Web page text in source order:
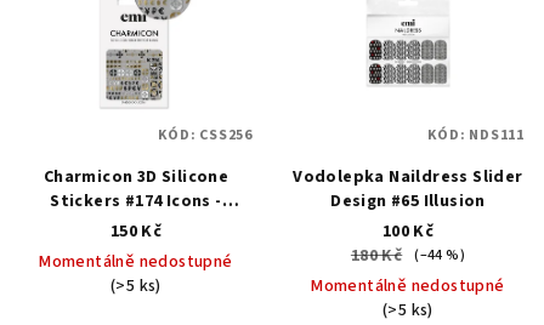
Charmicon 3D Silicone
Stickers #174 Icons -
samolepka
150 Kč
Momentálně nedostupné
(>5 ks)
KÓD: CSS256
Vodolepka Naildress Slider
Design #65 Illusion
100 Kč
180 Kč (–44 %)
Momentálně nedostupné
(>5 ks)
KÓD: NDS111